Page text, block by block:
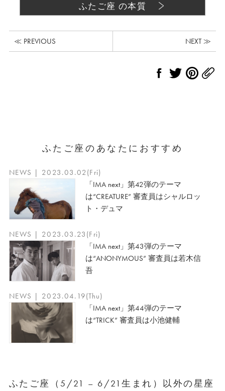
ふたご座 の本質
≪ PREVIOUS NEXT ≫
ふたご座のあなたにおすすめ
NEWS | 2023.03.02(Fri)
「IMA next」第42弾のテーマ
は“CREATURE” 審査員はシャルロッ
ト・デュマ
NEWS | 2023.03.23(Fri)
「IMA next」第43弾のテーマ
は“ANONYMOUS” 審査員は若木信
吾
NEWS | 2023.04.19(Thu)
「IMA next」第44弾のテーマ
は“TRICK” 審査員は小池健輔
ふたご座（5/21 – 6/21生まれ）以外の星座